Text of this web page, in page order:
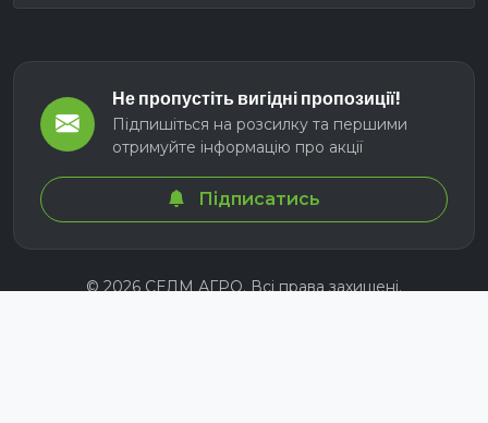
Не пропустіть вигідні пропозиції!
Підпишіться на розсилку та першими
отримуйте інформацію про акції
Підписатись
© 2026 СЕЛМ АГРО. Всі права захищені.